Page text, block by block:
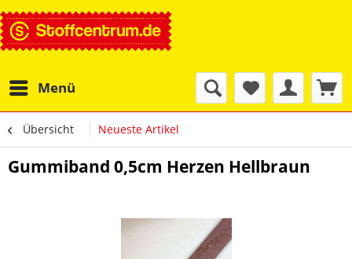
Menü
Übersicht Neueste Artikel
Gummiband 0,5cm Herzen Hellbraun